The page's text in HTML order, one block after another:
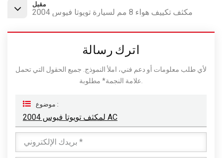
مقبل
مكثف تكييف هواء 8 مم لسيارة تويوتا فيوس 2004
اترك رسالة
لأي طلب معلومات أو دعم فني، املأ النموذج. جميع الحقول التي تحمل
علامة النجمة* مطلوبة.
موضوع :
لمكثف تويوتا فيوس 2004 AC